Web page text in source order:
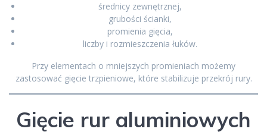
średnicy zewnętrznej,
grubości ścianki,
promienia gięcia,
liczby i rozmieszczenia łuków.
Przy elementach o mniejszych promieniach możemy
zastosować gięcie trzpieniowe, które stabilizuje przekrój rury.
Gięcie rur aluminiowych